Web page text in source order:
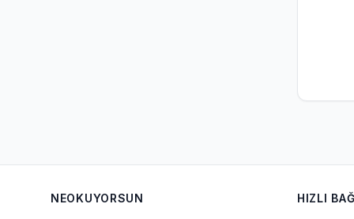
NEOKUYORSUN HIZLI